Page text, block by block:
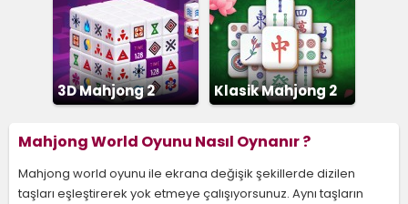
3D Mahjong 2 Klasik Mahjong 2
Mahjong World Oyunu Nasıl Oynanır ?
Mahjong world oyunu ile ekrana değişik şekillerde dizilen
taşları eşleştirerek yok etmeye çalışıyorsunuz. Aynı taşların